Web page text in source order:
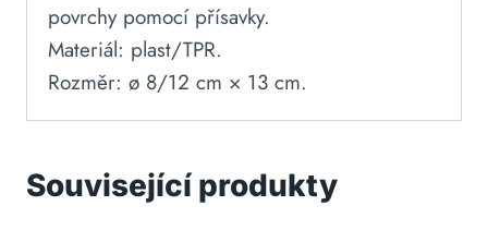
povrchy pomocí přísavky.
Materiál: plast/TPR.
Rozměr: ø 8/12 cm × 13 cm.
Související produkty